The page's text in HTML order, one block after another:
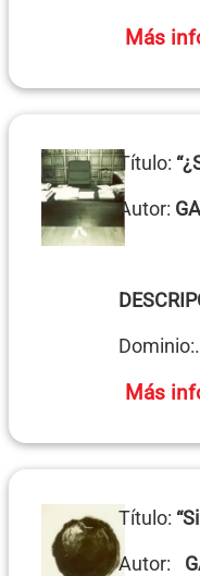
Más
Título:
Autor:
Más
Título:
Autor: